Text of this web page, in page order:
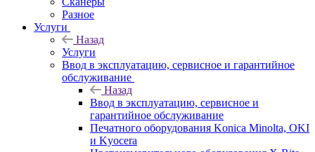
Разное
Услуги
Назад
Услуги
Ввод в эксплуатацию, сервисное и гарантийное
обслуживание
Назад
Ввод в эксплуатацию, сервисное и
гарантийное обслуживание
Печатного оборудования Konica Minolta, OKI
и Kyocera